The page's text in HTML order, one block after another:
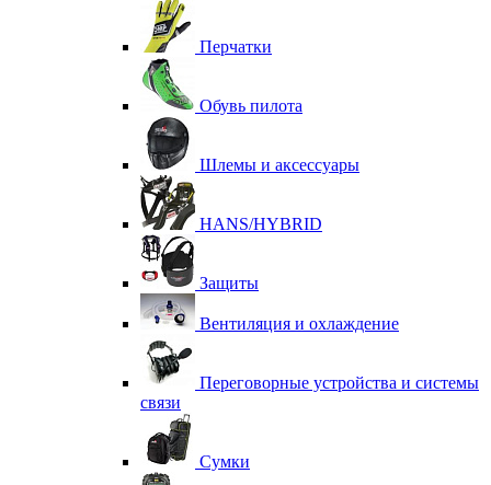
Перчатки
Обувь пилота
Шлемы и аксессуары
HANS/HYBRID
Защиты
Вентиляция и охлаждение
Переговорные устройства и системы
связи
Сумки